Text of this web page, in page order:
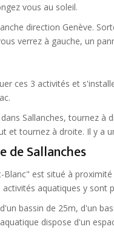
vous au soleil.
direction Genève.
verrez à gauche, un
ces 3 activités et
Sallanches, tournez
et tournez à droite. Il y a
de Sallanches
est situé à
aquatiques y
bassin de 25m, d'un
dispose d'un